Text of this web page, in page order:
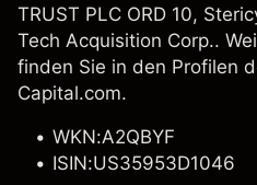
TRUST PLC ORD 10,
Tech Acquisition Corp..
finden Sie in den Profilen
Capital.com.
WKN:A2QBYF
ISIN:US35953D1046